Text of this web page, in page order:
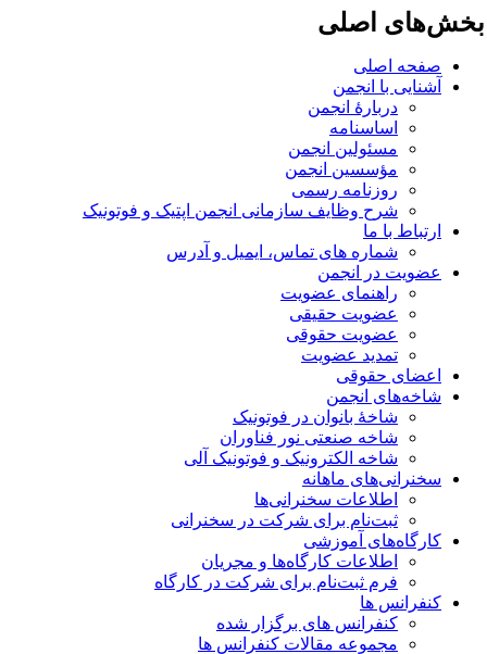
اصلی
صفحه اصلی
آشنایی با انجمن
دربارۀ انجمن
اساسنامه
مسئولین انجمن
مؤسسین انجمن
روزنامه رسمی
شرح وظایف سازمانی انجمن اپتیک و فوتونیک
ارتباط با ما
شماره های تماس، ایمیل و آدرس
عضویت در انجمن
راهنمای عضویت
عضویت حقیقی
عضویت حقوقی
تمدید عضویت
اعضای حقوقی
شاخه‌های انجمن
شاخۀ بانوان در فوتونیک
شاخه صنعتی نور فناوران
شاخه‌ الکترونیک و فوتونیک آلی
سخنرانی‌های ماهانه
اطلاعات سخنرانی‌‌ها
ثبت‌نام برای شرکت در سخنرانی
کارگاه‌های آموزشی
اطلاعات کارگاه‌ها و مجریان
فرم ثبت‌نام برای شرکت در کارگاه
کنفرانس ها
کنفرانس های برگزار شده
مجموعه مقالات کنفرانس ها